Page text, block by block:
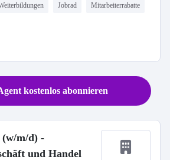
Jobrad Mitarbeiterrabatte
kostenlos abonnieren
(w/m/d) -
und Handel